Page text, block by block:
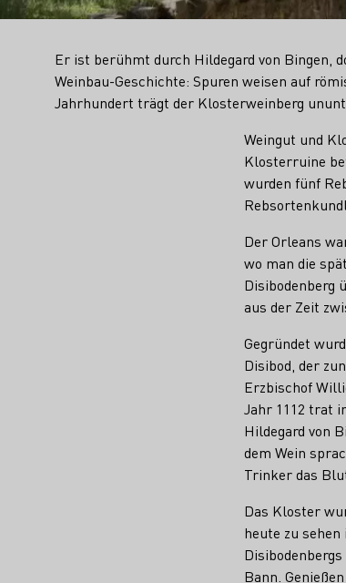
Er ist berühmt durch Hildegard von Bingen,
Weinbau-Geschichte: Spuren weisen auf
Jahrhundert trägt der Klosterweinberg
Weingut und
Klosterruine
wurden fünf
Der Orleans
wo man die
Disibodenberg
aus der Zeit
Gegründet
Disibod, der
Erzbischof
Jahr 1112 trat
Hildegard von
dem Wein
Trinker das
Das Kloster
heute zu
Bann.